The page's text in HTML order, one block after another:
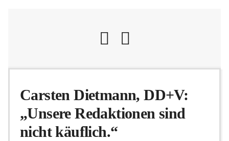
Nachrichten
Flurschelte
Carsten Dietmann, DD+V:
„Unsere Redaktionen sind
nicht käuflich.“